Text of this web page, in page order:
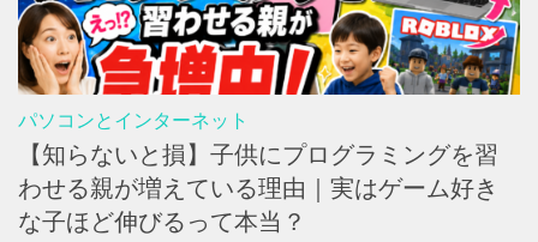
パソコンとインターネット
【知らないと損】子供にプログラミングを習
わせる親が増えている理由｜実はゲーム好き
な子ほど伸びるって本当？